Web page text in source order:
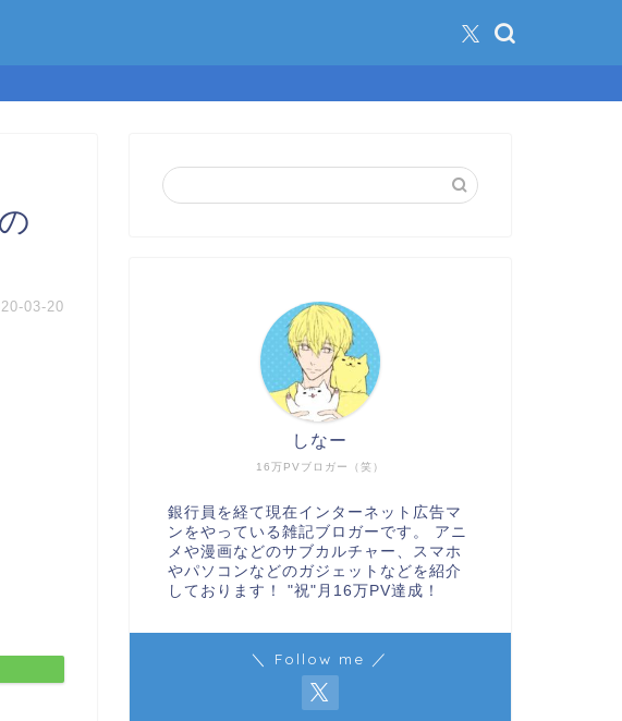
03-20
16万PVブロガー（笑）
しなー
銀行員を経て現在インターネット広告マ
ンをやっている雑記ブロガーです。 アニ
メや漫画などのサブカルチャー、スマホ
やパソコンなどのガジェットなどを紹介
しております！ "祝"月16万PV達成！
＼ Follow me ／